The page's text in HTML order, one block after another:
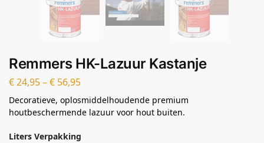
Remmers HK-Lazuur Kastanje
€24,95–€ 56,95
Decoratieve, oplosmiddelhoudende premium
houtbeschermende lazuur voor hout buiten.
Liters Verpakking